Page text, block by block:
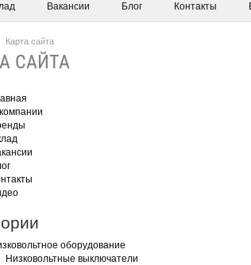
Вакансии Блог Контакты
Карта сайта
САЙТА
оборудование
Низковольтные выключатели